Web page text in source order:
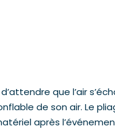
que l’air
de son air. Le
après